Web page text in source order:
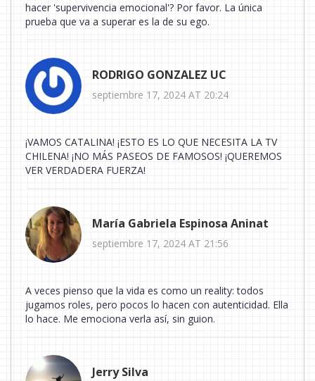
hacer 'supervivencia emocional'? Por favor. La única
prueba que va a superar es la de su ego.
RODRIGO GONZALEZ UC
septiembre 17, 2024 AT 20:24
¡VAMOS CATALINA! ¡ESTO ES LO QUE NECESITA LA TV
CHILENA! ¡NO MÁS PASEOS DE FAMOSOS! ¡QUEREMOS
VER VERDADERA FUERZA!
María Gabriela Espinosa Aninat
septiembre 17, 2024 AT 21:56
A veces pienso que la vida es como un reality: todos
jugamos roles, pero pocos lo hacen con autenticidad. Ella
lo hace. Me emociona verla así, sin guion.
Jerry Silva